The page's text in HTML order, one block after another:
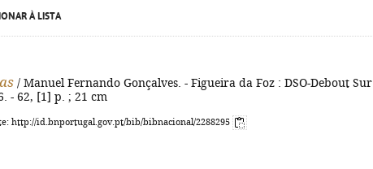
À LISTA
/ Manuel Fernando Gonçalves. - Figueira da Foz : DSO-Debout Sur
- 62, [1] p. ; 21 cm
http://id.bnportugal.gov.pt/bib/bibnacional/2288295